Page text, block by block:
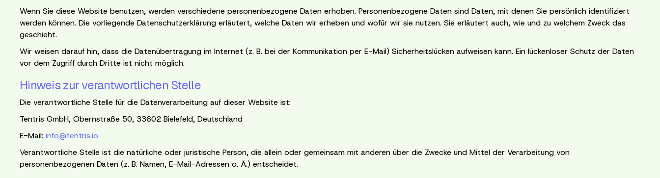
Wenn Sie diese Website benutzen, werden verschiedene personenbezogene Daten erhoben. Personenbezogene Daten sind Daten, mit denen Sie persönlich identifiziert
werden können. Die vorliegende Datenschutzerklärung erläutert, welche Daten wir erheben und wofür wir sie nutzen. Sie erläutert auch, wie und zu welchem Zweck das
geschieht.
Wir weisen darauf hin, dass die Datenübertragung im Internet (z. B. bei der Kommunikation per E-Mail) Sicherheitslücken aufweisen kann. Ein lückenloser Schutz der Daten
vor dem Zugriff durch Dritte ist nicht möglich.
Hinweis zur verantwortlichen Stelle
Die verantwortliche Stelle für die Datenverarbeitung auf dieser Website ist:
Tentris GmbH, Obernstraße 50, 33602 Bielefeld, Deutschland
E-Mail: info@tentris.io
Verantwortliche Stelle ist die natürliche oder juristische Person, die allein oder gemeinsam mit anderen über die Zwecke und Mittel der Verarbeitung von
personenbezogenen Daten (z. B. Namen, E-Mail-Adressen o. Ä.) entscheidet.